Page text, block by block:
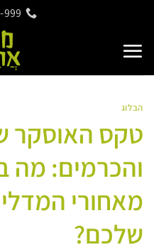
content
הבלוג
טקס האוסקר
והכרמים: מה
מאחורי
שלכם?